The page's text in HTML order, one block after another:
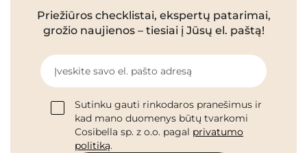
Priežiūros checklistai, ekspertų patarimai,
grožio naujienos – tiesiai į Jūsų el. paštą!
Įveskite savo el. pašto adresą
Sutinku gauti rinkodaros pranešimus ir
kad mano duomenys būtų tvarkomi
Cosibella sp. z o.o. pagal privatumo
politiką.